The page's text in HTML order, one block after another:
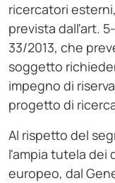
ricercatori
prevista dall'art.
33/2013, che
soggetto
impegno di
progetto di
Al rispetto del
l'ampia tutela dei
europeo, dal